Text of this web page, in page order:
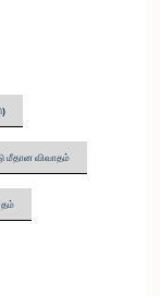
மீதான விவாதம்